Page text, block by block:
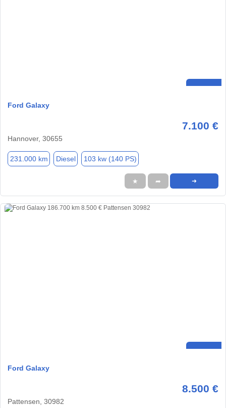
Ford Galaxy
7.100 €
Hannover, 30655
231.000 km Diesel 103 kw (140 PS)
★ ➦ ➜
Ford Galaxy
8.500 €
Pattensen, 30982